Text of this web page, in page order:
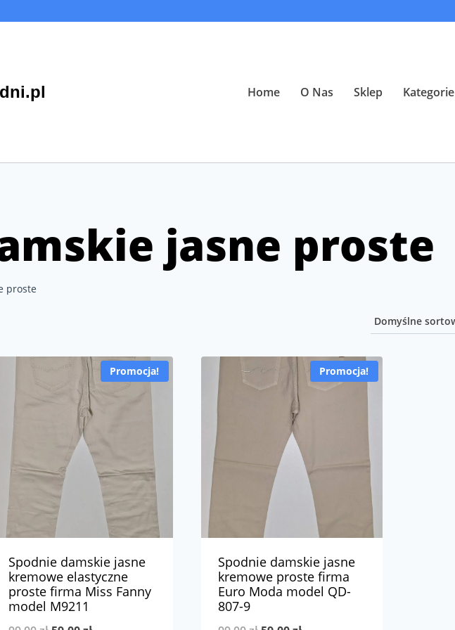
Home O Nas Sklep Kategorie
jasne proste
proste
Promocja!
Spodnie damskie jasne
kremowe elastyczne
proste firma Miss Fanny
model M9211
Promocja!
Spodnie damskie jasne
kremowe proste firma
Euro Moda model QD-
807-9